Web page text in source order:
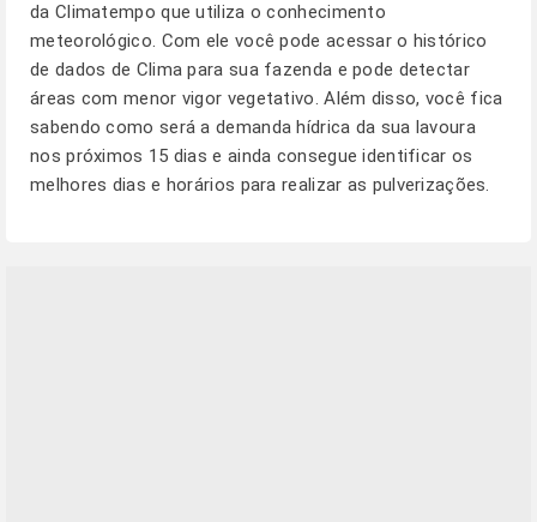
da Climatempo que utiliza o conhecimento
meteorológico. Com ele você pode acessar o histórico
de dados de Clima para sua fazenda e pode detectar
áreas com menor vigor vegetativo. Além disso, você fica
sabendo como será a demanda hídrica da sua lavoura
nos próximos 15 dias e ainda consegue identificar os
melhores dias e horários para realizar as pulverizações.